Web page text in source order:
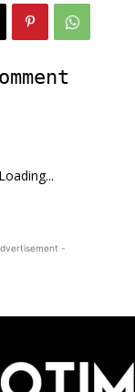
Loading...
-